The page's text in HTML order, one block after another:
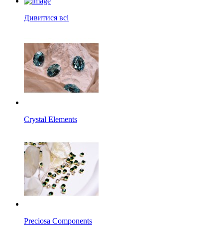
Дивитися всі
Crystal Elements
Preciosa Components